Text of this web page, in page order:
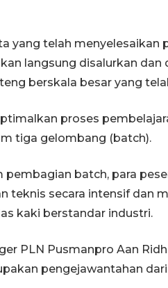
yang telah
langsung disalurkan
berskala besar yang
proses
tiga gelombang (batch).
pembagian batch, para
teknis secara intensif dan
kaki berstandar industri.
PLN Pusmanpro Aan
pengejawantahan